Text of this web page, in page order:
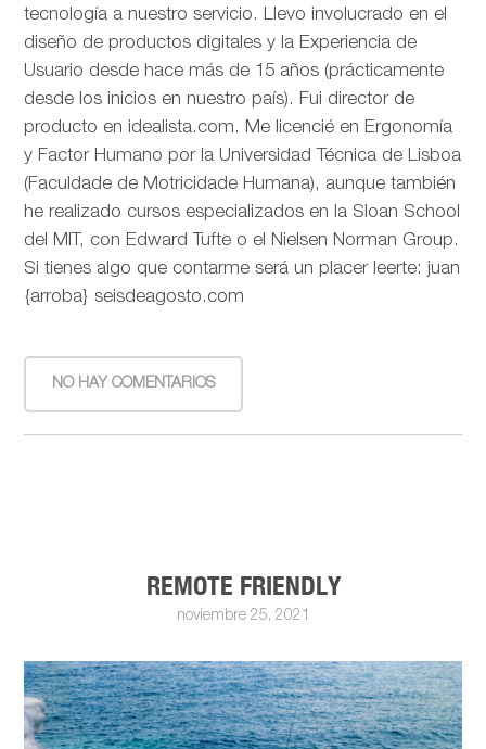
tecnología a nuestro servicio. Llevo involucrado en el
diseño de productos digitales y la Experiencia de
Usuario desde hace más de 15 años (prácticamente
desde los inicios en nuestro país). Fui director de
producto en idealista.com. Me licencié en Ergonomía
y Factor Humano por la Universidad Técnica de Lisboa
(Faculdade de Motricidade Humana), aunque también
he realizado cursos especializados en la Sloan School
del MIT, con Edward Tufte o el Nielsen Norman Group.
Si tienes algo que contarme será un placer leerte: juan
{arroba} seisdeagosto.com
NO HAY COMENTARIOS
REMOTE FRIENDLY
noviembre 25, 2021